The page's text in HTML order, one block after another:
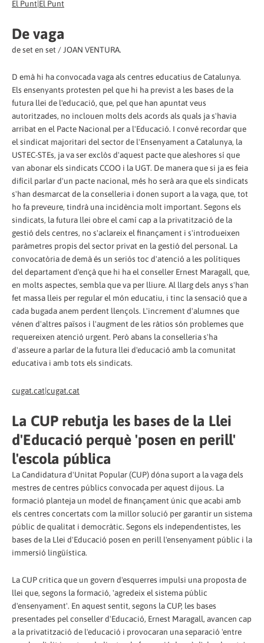
El Punt|El Punt
De vaga
de set en set / JOAN VENTURA.
D emà hi ha convocada vaga als centres educatius de Catalunya.
Els ensenyants protesten pel que hi ha previst a les bases de la
futura llei de l'educació, que, pel que han apuntat veus
autoritzades, no inclouen molts dels acords als quals ja s'havia
arribat en el Pacte Nacional per a l'Educació. I convé recordar que
el sindicat majoritari del sector de l'Ensenyament a Catalunya, la
USTEC-STEs, ja va ser exclòs d'aquest pacte que aleshores sí que
van abonar els sindicats CCOO i la UGT. De manera que si ja es feia
difícil parlar d'un pacte nacional, més ho serà ara que els sindicats
s'han desmarcat de la conselleria i donen suport a la vaga, que, tot
ho fa preveure, tindrà una incidència molt important. Segons els
sindicats, la futura llei obre el camí cap a la privatització de la
gestió dels centres, no s'aclareix el finançament i s'introdueixen
paràmetres propis del sector privat en la gestió del personal. La
convocatòria de demà és un seriós toc d'atenció a les polítiques
del departament d'ençà que hi ha el conseller Ernest Maragall, que,
en molts aspectes, sembla que va per lliure. Al llarg dels anys s'han
fet massa lleis per regular el món educatiu, i tinc la sensació que a
cada bugada anem perdent llençols. L'increment d'alumnes que
vénen d'altres països i l'augment de les ràtios són problemes que
requereixen atenció urgent. Però abans la conselleria s'ha
d'asseure a parlar de la futura llei d'educació amb la comunitat
educativa i amb tots els sindicats.
cugat.cat|cugat.cat
La CUP rebutja les bases de la Llei
d'Educació perquè 'posen en perill'
l'escola pública
La Candidatura d'Unitat Popular (CUP) dóna suport a la vaga dels
mestres de centres públics convocada per aquest dijous. La
formació planteja un model de finançament únic que acabi amb
els centres concertats com la millor solució per garantir un sistema
públic de qualitat i democràtic. Segons els independentistes, les
bases de la Llei d'Educació posen en perill l'ensenyament públic i la
immersió lingüística.
La CUP critica que un govern d'esquerres impulsi una proposta de
llei que, segons la formació, 'agredeix el sistema públic
d'ensenyament'. En aquest sentit, segons la CUP, les bases
presentades pel conseller d'Educació, Ernest Maragall, avancen cap
a la privatització de l'educació i provocaran una separació 'entre